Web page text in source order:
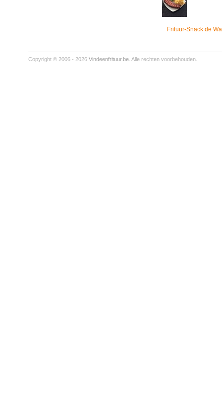
Frituur-Snack de
Copyright © 2006 - 2026 Vindeenfrituur.be . Alle rechten voorbehouden.